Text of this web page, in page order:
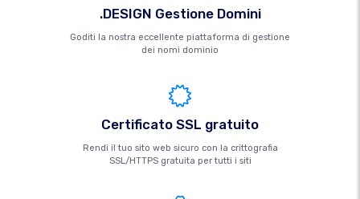
.DESIGN Gestione Domini
Goditi la nostra eccellente piattaforma di gestione
dei nomi dominio
Certificato SSL gratuito
Rendi il tuo sito web sicuro con la crittografia
SSL/HTTPS gratuita per tutti i siti